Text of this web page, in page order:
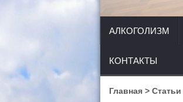
АЛКОГОЛИЗМ
КОНТАКТЫ
Главная > Статьи